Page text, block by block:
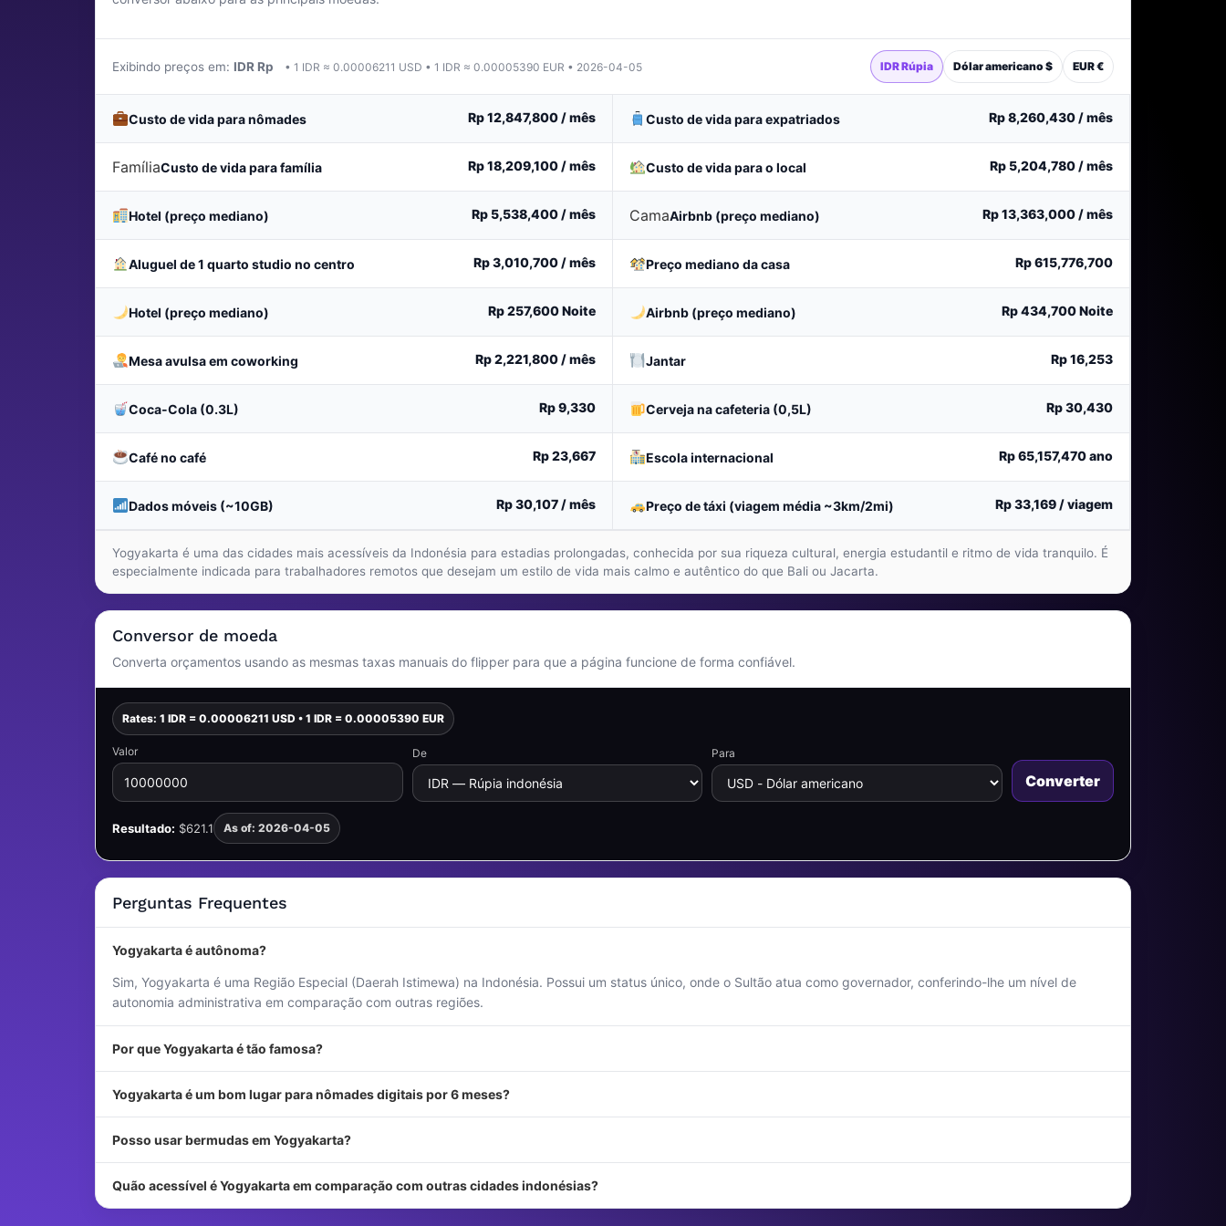
Exibindo preços em: IDR Rp • 1 IDR ≈ 0.00006211 USD • 1 IDR ≈ 0.00005390 EUR • 2026-04-05 IDR Rúpia Dólar americano $ EUR €
Custo de vida para nômades Rp 12,847,800 / mês
FamíliaCusto de vida para família Rp 18,209,100 / mês
Hotel (preço mediano) Rp 5,538,400 / mês
Aluguel de 1 quarto studio no centro Rp 3,010,700 / mês
Hotel (preço mediano) Rp 257,600Noite
Mesa avulsa em coworking Rp 2,221,800 / mês
Coca-Cola (0.3L) Rp 9,330
Café no café Rp 23,667
Dados móveis (~10GB) Rp 30,107 / mês
Custo de vida para expatriados Rp 8,260,430 / mês
Custo de vida para o local Rp 5,204,780 / mês
CamaAirbnb (preço mediano) Rp 13,363,000 / mês
Preço mediano da casa Rp 615,776,700
Airbnb (preço mediano) Rp 434,700Noite
Jantar Rp 16,253
Cerveja na cafeteria (0,5L) Rp 30,430
Escola internacional Rp 65,157,470ano
Preço de táxi (viagem média ~3km/2mi) Rp 33,169 / viagem
Yogyakarta é uma das cidades mais acessíveis da Indonésia para estadias prolongadas, conhecida por sua riqueza cultural, energia estudantil e ritmo de vida tranquilo. É
especialmente indicada para trabalhadores remotos que desejam um estilo de vida mais calmo e autêntico do que Bali ou Jacarta.
Conversor de moeda
Converta orçamentos usando as mesmas taxas manuais do flipper para que a página funcione de forma confiável.
Rates: 1 IDR = 0.00006211 USD • 1 IDR = 0.00005390 EUR
Valor De Para
Converter
Resultado: $621.1 As of: 2026-04-05
Perguntas Frequentes
Yogyakarta é autônoma?
Sim, Yogyakarta é uma Região Especial (Daerah Istimewa) na Indonésia. Possui um status único, onde o Sultão atua como governador, conferindo-lhe um nível de
autonomia administrativa em comparação com outras regiões.
Por que Yogyakarta é tão famosa?
Yogyakarta é um bom lugar para nômades digitais por 6 meses?
Posso usar bermudas em Yogyakarta?
Quão acessível é Yogyakarta em comparação com outras cidades indonésias?